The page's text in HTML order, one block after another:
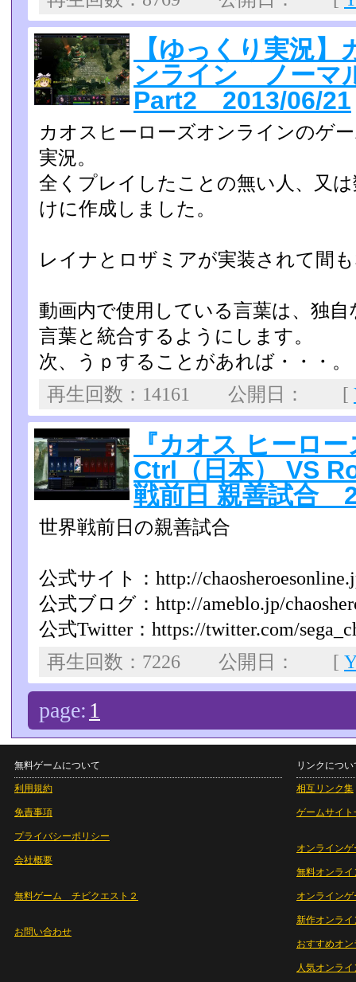
【ゆっくり実況
ンライン ノーマ
Part2 2013/06/21
カオスヒーローズオンラインのゲ
実況。
全くプレイしたことの無い人、又
けに作成しました。
レイナとロザミアが実装されて間
動画内で使用している言葉は、独
言葉と統合するように­します。
次、うｐすることがあれば・・・。
再生回数：14161 公開日： [
『カオス ヒーロ
Ctrl（日本） VS
戦前日 親善試合
世界戦前日の親善試合
公式サイト：http://
公式ブログ：http://ameblo.jp/
公式Twitter：https://twitter.com/
再生回数：7226 公開日： [
page: 1
無料ゲームについて
利用規約
免責事項
プライバシーポリシー
会社概要
無料ゲーム チビクエスト２
お問い合わせ
リンクについ
相互リンク集
ゲームサイト
オンラインゲ
無料オンライ
オンライン
新作オンライ
おすすめオ
人気オンラ